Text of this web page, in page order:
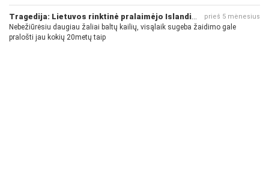
pinigų - nėra gerų žaidėjų...
prieš 5 mėnesius
Nebežiūrėsiu daugiau žaliai baltų kailių, visąlaik sugeba žaidimo gale
pralošti jau kokių 20metų taip